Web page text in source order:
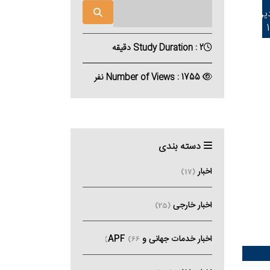
Study Duration : 2 دقیقه
دسته بندی
اخبار(17)
اخبار خارجی (25)
اخبار خدمات جهانی و APF (66)